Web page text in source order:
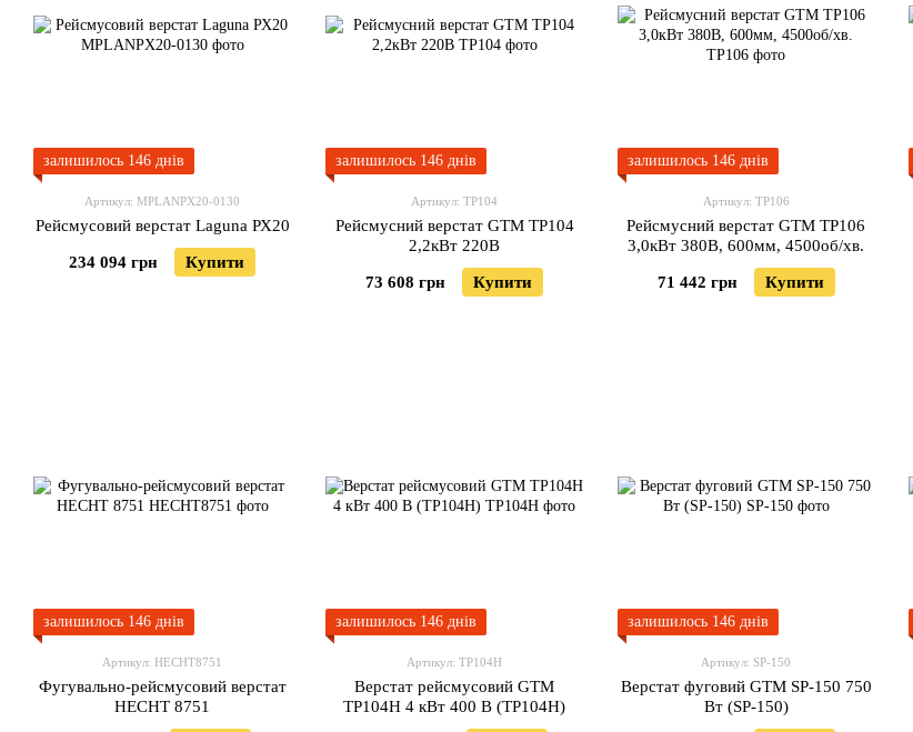
залишилось 146 днів
Артикул: MPLANPX20-0130
Рейсмусовий верстат Laguna РХ20
234 094 грн Купити
залишилось 146 днів
Артикул: TP104
Рейсмусний верстат GTM TP104
2,2кВт 220В
73 608 грн Купити
залишилось 146 днів
Артикул: TP106
Рейсмусний верстат GTM TP106
3,0кВт 380В, 600мм, 4500об/хв.
71 442 грн Купити
залишилось 146 днів
Артикул: HECHT8751
Фугувально-рейсмусовий верстат
HECHT 8751
залишилось 146 днів
Артикул: TP104H
Верстат рейсмусовий GTM
TP104H 4 кВт 400 В (TP104H)
залишилось 146 днів
Артикул: SP-150
Верстат фуговий GTM SP-150 750
Вт (SP-150)